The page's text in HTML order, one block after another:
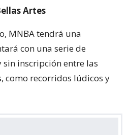
Artes
MNBA tendrá una
con una serie de
inscripción entre las
como recorridos lúdicos y